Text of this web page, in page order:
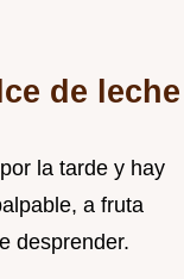
de leche
la tarde y hay
a fruta
desprender.